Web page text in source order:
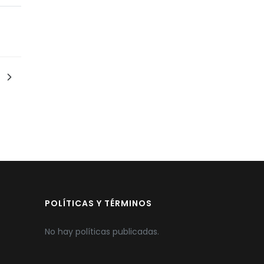
POLÍTICAS Y TÉRMINOS
No hay políticas publicadas.